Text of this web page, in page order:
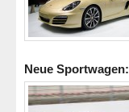
Neue Sportwagen: